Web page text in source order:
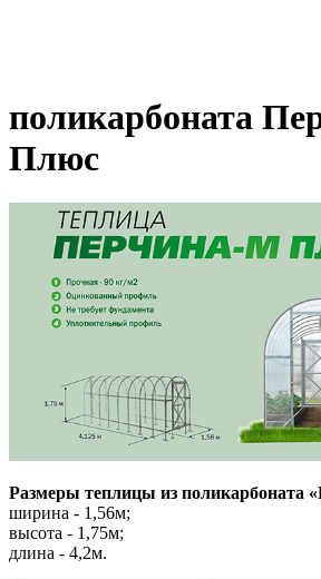
поликарбоната
Плюс
Размеры теплицы из поликарбоната
ширина - 1,56м;
высота - 1,75м;
длина - 4,2м.